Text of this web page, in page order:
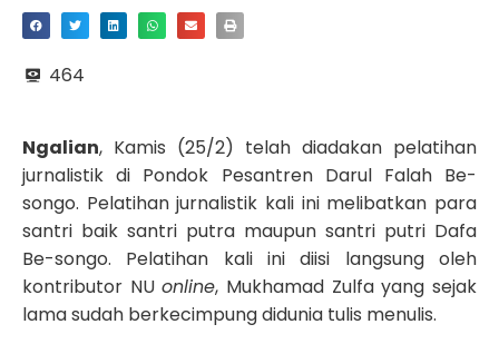
464
Ngalian, Kamis (25/2) telah diadakan pelatihan
jurnalistik di Pondok Pesantren Darul Falah Be-
songo. Pelatihan jurnalistik kali ini melibatkan para
santri baik santri putra maupun santri putri Dafa
Be-songo. Pelatihan kali ini diisi langsung oleh
kontributor NUonline, Mukhamad Zulfa yang sejak
lama sudah berkecimpung didunia tulis menulis.